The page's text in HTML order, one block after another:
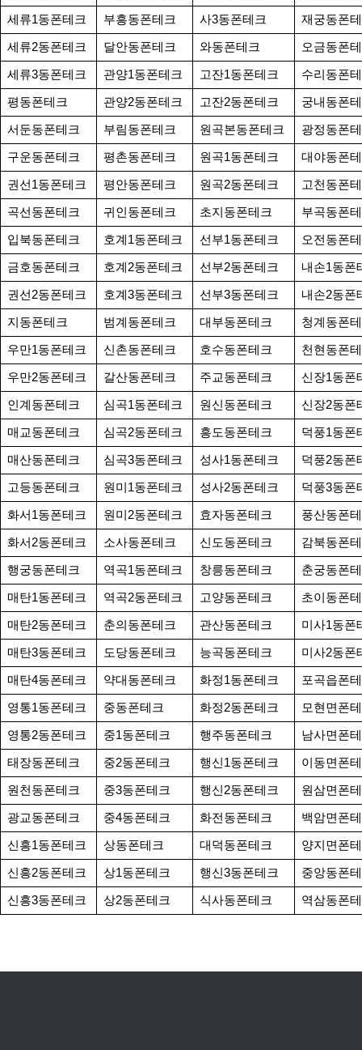
세류1동폰테크
부흥동폰테크 사3동폰테크
재궁동폰
세류2동폰테크
달안동폰테크 와동폰테크
오금동폰
세류3동폰테크
관양1동폰테크 고잔1동폰테크
수리동폰
평동폰테크
관양2동폰테크 고잔2동폰테크
궁내동폰
서둔동폰테크
부림동폰테크 원곡본동폰테크
광정동폰
구운동폰테크
평촌동폰테크 원곡1동폰테크
대야동폰
권선1동폰테크
평안동폰테크 원곡2동폰테크
고천동폰
곡선동폰테크
귀인동폰테크 초지동폰테크
부곡동폰
입북동폰테크
호계1동폰테크 선부1동폰테크
오전동폰
금호동폰테크
호계2동폰테크 선부2동폰테크
내손1동폰
권선2동폰테크
호계3동폰테크 선부3동폰테크
내손2동폰
지동폰테크
범계동폰테크 대부동폰테크
청계동폰
우만1동폰테크
신촌동폰테크 호수동폰테크
천현동폰
우만2동폰테크
갈산동폰테크 주교동폰테크
신장1동폰
인계동폰테크
심곡1동폰테크 원신동폰테크
신장2동폰
매교동폰테크
심곡2동폰테크 흥도동폰테크
덕풍1동폰
매산동폰테크
심곡3동폰테크 성사1동폰테크
덕풍2동폰
고등동폰테크
원미1동폰테크 성사2동폰테크
덕풍3동폰
화서1동폰테크
원미2동폰테크 효자동폰테크
풍산동폰
화서2동폰테크
소사동폰테크 신도동폰테크
감북동폰
행궁동폰테크
역곡1동폰테크 창릉동폰테크
춘궁동폰
매탄1동폰테크
역곡2동폰테크 고양동폰테크
초이동폰
매탄2동폰테크
춘의동폰테크 관산동폰테크
미사1동폰
매탄3동폰테크
도당동폰테크 능곡동폰테크
미사2동폰
매탄4동폰테크
약대동폰테크 화정1동폰테크
포곡읍폰
영통1동폰테크
중동폰테크 화정2동폰테크
모현면폰
영통2동폰테크
중1동폰테크 행주동폰테크
남사면폰
태장동폰테크
중2동폰테크 행신1동폰테크
이동면폰
원천동폰테크
중3동폰테크 행신2동폰테크
원삼면폰
광교동폰테크
중4동폰테크 화전동폰테크
백암면폰
신흥1동폰테크
상동폰테크 대덕동폰테크
양지면폰
신흥2동폰테크
상1동폰테크 행신3동폰테크
중앙동폰
신흥3동폰테크
상2동폰테크 식사동폰테크 역삼동폰